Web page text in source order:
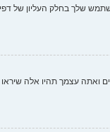
שלך בחלק העליון של דפי
ואתה עצמך תהיו אלה